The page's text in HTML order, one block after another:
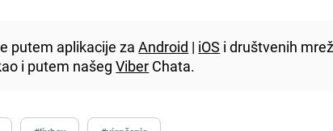
putem aplikacije zaAndroid | iOS i društvenih
i putem našegViber Chata.